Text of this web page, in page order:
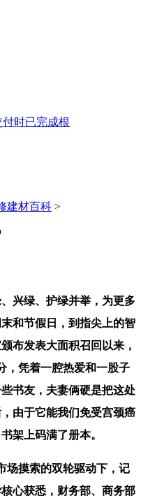
时已完成根
建材百科 >
兴绿、护绿并举，为更多
和节假日，到指尖上的智
布发表大面积召回以来，
，凭着一腔热爱和一股子
书友，夫妻俩硬是把这处
由于它能我们免受宫颈癌
架上码满了册本。
摸索的双轮驱动下，记
心获悉，财务部、商务部